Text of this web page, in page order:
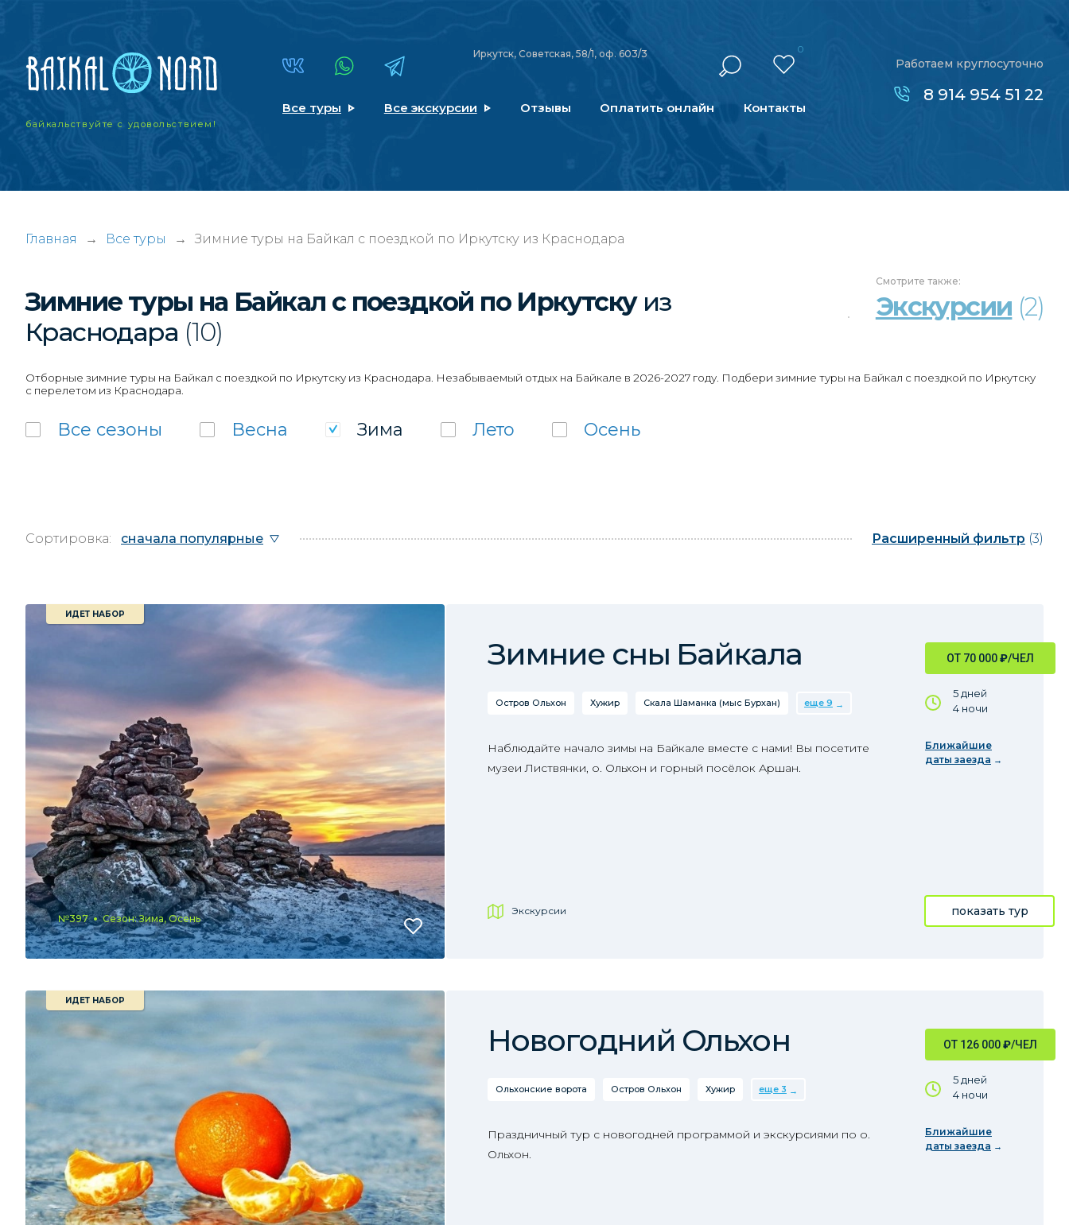
байкальствуйтес удовольствием!
Иркутск, Советская, 58/1, оф. 603/3 0
Все туры Все экскурсии Отзывы Оплатить онлайн Контакты
Работаем круглосуточно
8 914 954 51 22
Главная → Все туры → Зимние туры на Байкал с поездкой по Иркутску из Краснодара
Зимние туры на Байкал с поездкой по Иркутску из
Краснодара (10)
Смотрите также:
Экскурсии (2)
Отборные зимние туры на Байкал с поездкой по Иркутску из Краснодара. Незабываемый отдых на Байкале в 2026-2027 году. Подбери зимние туры на Байкал с поездкой по Иркутску
с перелетом из Краснодара.
Все сезоны Весна Зима Лето Осень
Сортировка: сначала популярные Расширенный фильтр (3)
ИДЕТ НАБОР
№397 Сезон: Зима, Осень
ОТ 70 000₽/ЧЕЛ
5 дней
4 ночи
Ближайшие
даты заезда
Зимние сны Байкала
Остров Ольхон Хужир Скала Шаманка (мыс Бурхан) еще 9
Наблюдайте начало зимы на Байкале вместе с нами! Вы посетите
музеи Листвянки, о. Ольхон и горный посёлок Аршан.
Экскурсии показать тур
ИДЕТ НАБОР
ОТ 126 000₽/ЧЕЛ
5 дней
4 ночи
Ближайшие
даты заезда
Новогодний Ольхон
Ольхонские ворота Остров Ольхон Хужир еще 3
Праздничный тур с новогодней программой и экскурсиями по о.
Ольхон.